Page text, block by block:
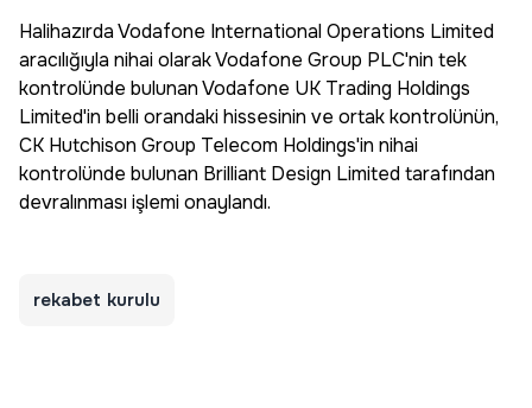
Halihazırda Vodafone International Operations Limited
aracılığıyla nihai olarak Vodafone Group PLC'nin tek
kontrolünde bulunan Vodafone UK Trading Holdings
Limited'in belli orandaki hissesinin ve ortak kontrolünün,
CK Hutchison Group Telecom Holdings'in nihai
kontrolünde bulunan Brilliant Design Limited tarafından
devralınması işlemi onaylandı.
rekabet kurulu